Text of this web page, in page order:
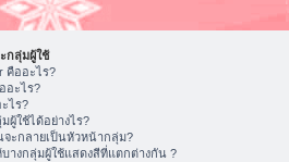
กลุ่มผู้ใช้
คืออะไร?
อะไร?
ไร?
ผู้ใช้ได้อย่างไร?
จะกลายเป็นหัวหน้ากลุ่ม?
บางกลุ่มผู้ใช้แสดงสีที่แตกต่างกัน ?